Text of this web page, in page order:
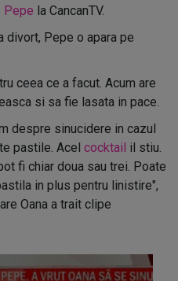
Pepe la CancanTV.
divort, Pepe o apara pe
ceea ce a facut. Acum are
si sa fie lasata in pace.
despre sinucidere in cazul
pastile. Acel cocktail il stiu.
fi chiar doua sau trei. Poate
in plus pentru linistire",
Oana a trait clipe